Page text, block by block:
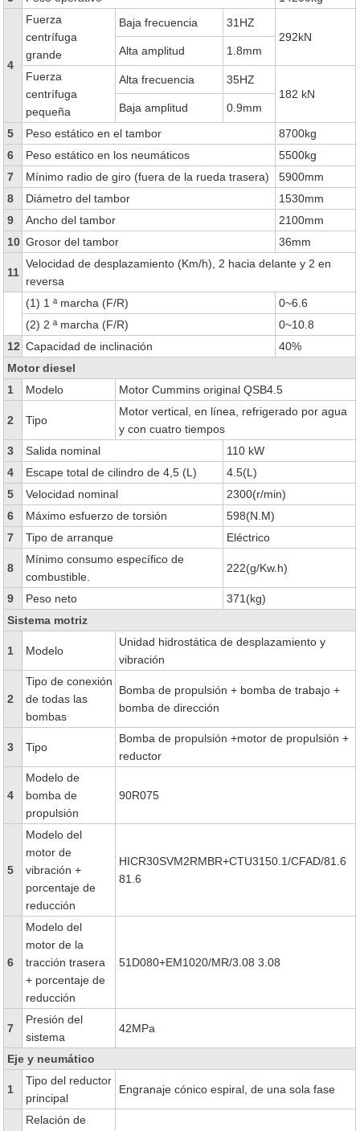
4
Fuerza
centrífuga
grande
Baja frecuencia
31HZ
292kN
Alta amplitud
1.8mm
Fuerza
centrífuga
pequeña
Alta frecuencia
35HZ
182 kN
Baja amplitud
0.9mm
5
Peso estático en el tambor
8700kg
6
Peso estático en los neumáticos
5500kg
7
Mínimo radio de giro (fuera de la rueda trasera)
5900mm
8
Diámetro del tambor
1530mm
9
Ancho del tambor
2100mm
10 Grosor del tambor 36mm
11
Velocidad de desplazamiento (Km/h), 2 hacia delante y 2 en
reversa
(1) 1 ª marcha (F/R)
0~6.6
(2) 2 ª marcha (F/R)
0~10.8
12 Capacidad de inclinación
40%
Motor diesel
1
Modelo Motor Cummins original QSB4.5
2 Tipo
Motor vertical, en línea, refrigerado por agua
y con cuatro tiempos
3
Salida nominal
110 kW
4
Escape total de cilindro de 4,5 (L)
4.5(L)
5
Velocidad nominal
2300(r/min)
6
Máximo esfuerzo de torsión
598(N.M)
7
Tipo de arranque Eléctrico
8
Mínimo consumo específico de
combustible.
222(g/Kw.h)
9 Peso neto
371(kg)
Sistema motriz
1 Modelo
Unidad hidrostática de desplazamiento y
vibración
2
Tipo de conexión
de todas las
bombas
Bomba de propulsión + bomba de trabajo +
bomba de dirección
3 Tipo
Bomba de propulsión +motor de propulsión +
reductor
4
Modelo de
bomba de
propulsión
90R075
5
Modelo del
motor de
vibración +
porcentaje de
reducción
HICR30SVM2RMBR+CTU3150.1/CFAD/81.6
81.6
6
Modelo del
motor de la
tracción trasera
+ porcentaje de
reducción
51D080+EM1020/MR/3.08 3.08
7
Presión del
sistema
42MPa
Eje y neumático
1
Tipo del reductor
principal
Engranaje cónico espiral, de una sola fase
Relación de